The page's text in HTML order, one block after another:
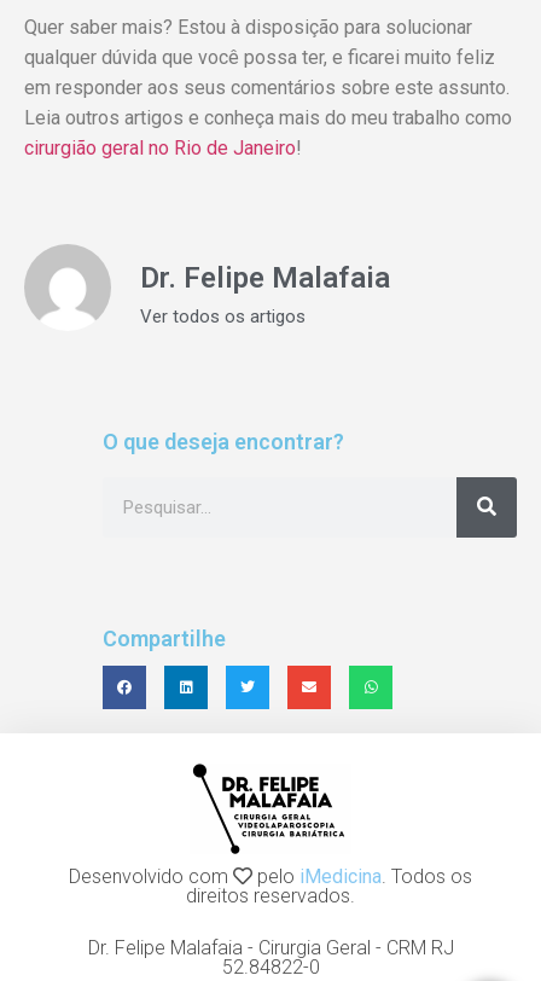
Quer saber mais? Estou à disposição para solucionar
qualquer dúvida que você possa ter, e ficarei muito feliz
em responder aos seus comentários sobre este assunto.
Leia outros artigos e conheça mais do meu trabalho como
cirurgião geral no Rio de Janeiro!
Dr. Felipe Malafaia
Ver todos os artigos
O que deseja encontrar?
Compartilhe
Desenvolvido com pelo iMedicina. Todos os
direitos reservados.
Dr. Felipe Malafaia - Cirurgia Geral - CRM RJ
52.84822-0